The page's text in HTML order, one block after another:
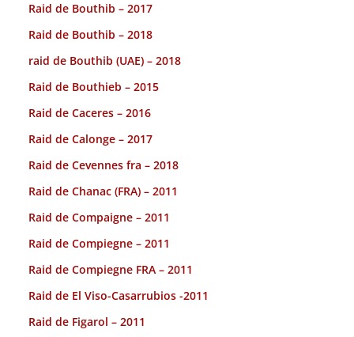
Raid de Bouthib – 2017
Raid de Bouthib – 2018
raid de Bouthib (UAE) – 2018
Raid de Bouthieb – 2015
Raid de Caceres – 2016
Raid de Calonge – 2017
Raid de Cevennes fra – 2018
Raid de Chanac (FRA) – 2011
Raid de Compaigne – 2011
Raid de Compiegne – 2011
Raid de Compiegne FRA – 2011
Raid de El Viso-Casarrubios -2011
Raid de Figarol – 2011